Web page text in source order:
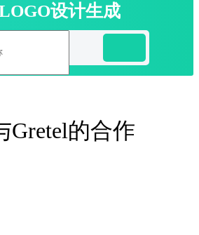
设计生成
Gretel的合作